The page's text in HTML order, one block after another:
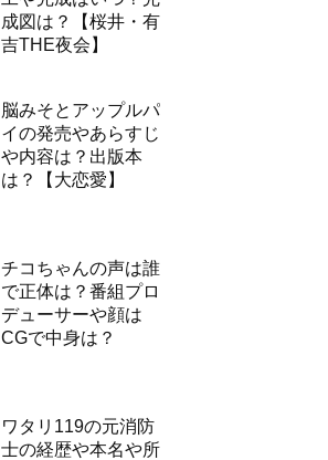
成図は？【桜井・有
吉THE夜会】
脳みそとアップルパ
イの発売やあらすじ
や内容は？出版本
は？【大恋愛】
チコちゃんの声は誰
で正体は？番組プロ
デューサーや顔は
CGで中身は？
ワタリ119の元消防
士の経歴や本名や所